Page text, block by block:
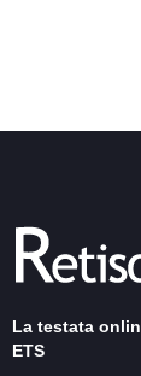
La testata
ETS